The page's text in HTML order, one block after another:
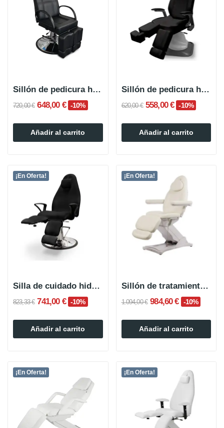
Sillón de pedicura hidráulico ESSENCE
720,00 € 648,00 € -10%
Añadir al carrito
Sillón de pedicura hidráulico PEDIZ
620,00 € 558,00 € -10%
Añadir al carrito
¡En Oferta!
Silla de cuidado hidráulica ARIMA
823,33 € 741,00 € -10%
Añadir al carrito
¡En Oferta!
Sillón de tratamiento eléctrico ETORA de 3 motores
1.094,00 € 984,60 € -10%
Añadir al carrito
¡En Oferta! ¡En Oferta!